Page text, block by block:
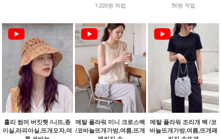
1,220원 적립 50원 적립
홀리 썸머 버킷햇 /니뜨,종
이실,라피아실,뜨개모자,여
메탈 플라워 미니 크로스백
/코바늘뜨개가방,여름,뜨개
메탈 플라워 조리개 백 /코
바늘뜨개가방,여름,뜨개패